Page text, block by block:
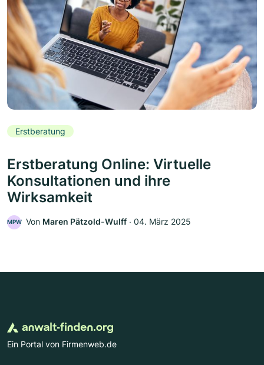
Erstberatung
Erstberatung Online: Virtuelle
Konsultationen und ihre
Wirksamkeit
MPW Von Maren Pätzold-Wulff ‧ 04. März 2025
Ein Portal von Firmenweb.de